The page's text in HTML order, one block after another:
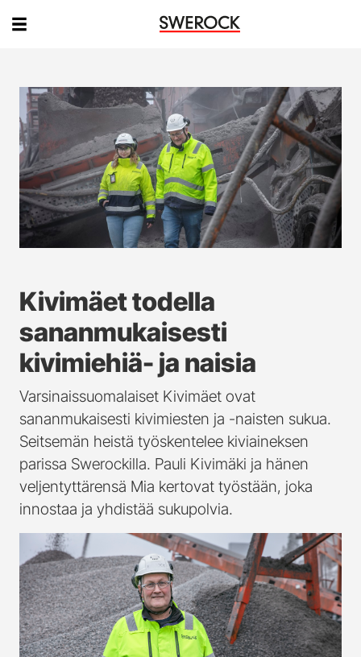
Kivimäet todella
sananmukaisesti
kivimiehiä- ja naisia
Varsinaissuomalaiset Kivimäet ovat
sananmukaisesti kivimiesten ja -naisten sukua.
Seitsemän heistä työskentelee kiviaineksen
parissa Swerockilla. Pauli Kivimäki ja hänen
veljentyttärensä Mia kertovat työstään, joka
innostaa ja yhdistää sukupolvia.